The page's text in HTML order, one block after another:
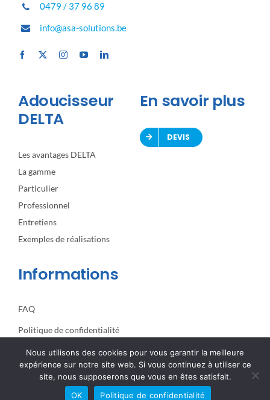
0479 / 37 96 89
info@asa-solutions.be
Adoucisseur
DELTA
Les avantages DELTA
La gamme
Particulier
Professionnel
Entretiens
Exemples de réalisations
En savoir plus
DEVIS
Informations
FAQ
Politique de confidentialité
© 2025 Adoucisseur d’eau ASA Solutions All Rights Reserved |
Nous utilisons des cookies pour vous garantir la meilleure
expérience sur notre site web. Si vous continuez à utiliser ce
site, nous supposerons que vous en êtes satisfait.
OK
Politique de confidentialité